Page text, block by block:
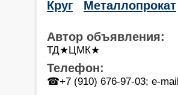
Круг
Металлопрокат
Автор объявления:
ТД★ЦМК★
Телефон:
☎+7 (910) 676-97-03; e-